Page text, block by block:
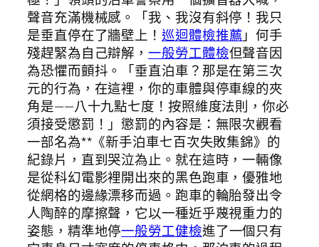
聲音充滿機械感。「我、我沒有斜停！我只
是垂直停在了牆壁上！ 巡迴體檢推薦」何手
殘趕緊為自己辯解，一般勞工體檢但聲音因
為恐懼而顫抖。「垂直泊車？那是在第三次
元的行為，在這裡，你的車體與停車線的夾
角是——八十九點七度！按照維度法則，你必
須接受懲罰！」懲罰的內容是：無限次觀看
一部名為**《新手泊車七百次失敗集錦》的
紀錄片，直到哭泣為止。就在這時，一輛像
是從科幻電影裡開出來的黑色跑車，優雅地
從網格的邊緣漂移而過。跑車的輪胎發出令
人陶醉的摩擦聲，它以一種近乎蔑視重力的
姿態，精準地停一般勞工健檢進了一個只有